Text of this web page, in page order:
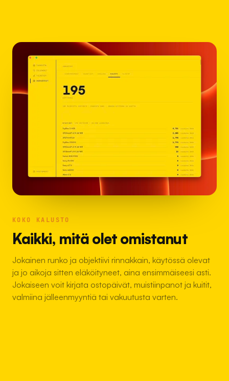
KOKO KALUSTO
Kaikki, mitä olet omistanut
Jokainen runko ja objektiivi rinnakkain, käytössä olevat
ja jo aikoja sitten eläköityneet, aina ensimmäiseesi asti.
Jokaiseen voit kirjata ostopäivät, muistiinpanot ja kuitit,
valmiina jälleenmyyntiä tai vakuutusta varten.